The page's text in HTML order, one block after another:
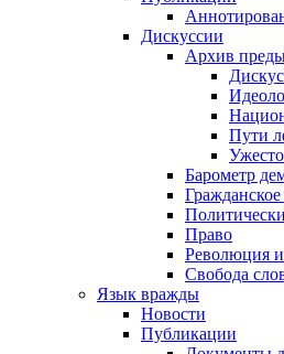
Дискуссии
Архив
Пути
Барометр
Право
Революция
Свобода
Язык вражды
Новости
Публикации